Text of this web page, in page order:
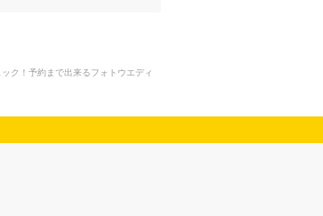
ク！予約まで出来るフォトウエディ